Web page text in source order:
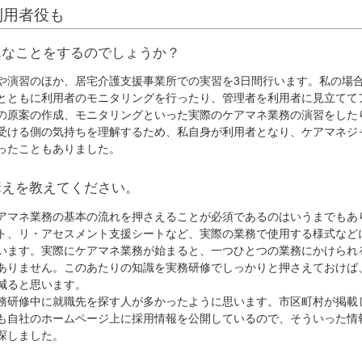
者役も
ことをするのでしょうか？
習のほか、居宅介護支援事業所での実習を3日間行います。私の場
ともに利用者のモニタリングを行ったり、管理者を利用者に見立てて
原案の作成、モニタリングといった実際のケアマネ業務の演習をした
ける側の気持ちを理解するため、私自身が利用者となり、ケアマネジ
こともありました。
を教えてください。
ネ業務の基本の流れを押さえることが必須であるのはいうまでもあ
、リ・アセスメント支援シートなど、実際の業務で使用する様式など
ます。実際にケアマネ業務が始まると、一つひとつの業務にかけられ
りません。このあたりの知識を実務研修でしっかりと押さえておけば
と思います。
修中に就職先を探す人が多かったように思います。市区町村が掲載
自社のホームページ上に採用情報を公開しているので、そういった情
ました。